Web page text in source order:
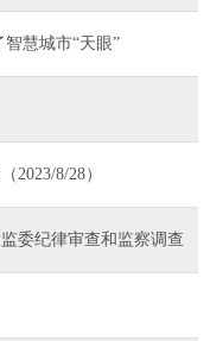
慧城市“天眼”
2023/8/28）
委纪律审查和监察调查